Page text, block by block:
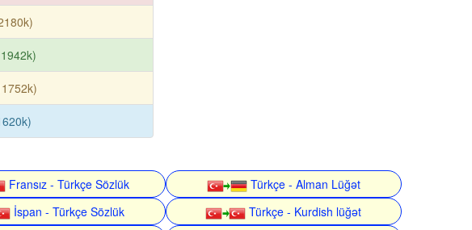
Fransız - Türkçe Sözlük
Türkçe - Alman Lüğət
İspan - Türkçe Sözlük
Türkçe - Kurdish lüğət